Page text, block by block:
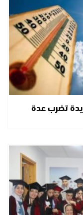
تضرب عدة